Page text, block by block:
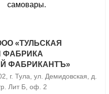
самовары.
«ТУЛЬСКАЯ
ФАБРИКА
ФАБРИКАНТЪ»
г. Тула, ул. Демидовская, д.
Лит Б, оф. 2